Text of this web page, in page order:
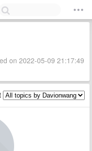
on 2022-05-09 21:17:49